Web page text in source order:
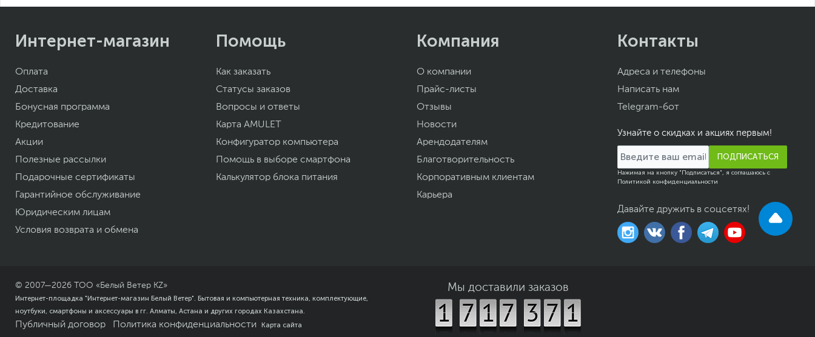
Интернет-магазин
Оплата
Доставка
Бонусная программа
Кредитование
Акции
Полезные рассылки
Подарочные сертификаты
Гарантийное обслуживание
Юридическим лицам
Условия возврата и обмена
Помощь
Как заказать
Статусы заказов
Вопросы и ответы
Карта AMULET
Конфигуратор компьютера
Помощь в выборе смартфона
Калькулятор блока питания
Компания
О компании
Прайс-листы
Отзывы
Новости
Арендодателям
Благотворительность
Корпоративным клиентам
Карьера
Контакты
Адреса и телефоны
Написать нам
Telegram-бот
Узнайте о скидках и акциях первым!
ПОДПИСАТЬСЯ
Нажимая на кнопку "Подписаться", я соглашаюсь с
Политикой конфиденциальности
Давайте дружить в соцсетях!
© 2007—2026 ТОО «Белый Ветер KZ»
Интернет-площадка "Интернет-магазин Белый Ветер". Бытовая и компьютерная техника, комплектующие,
ноутбуки, смартфоны и аксессуары в гг. Алматы, Астана и других городах Казахстана.
Публичный договор Политика конфиденциальности Карта сайта
Мы доставили заказов